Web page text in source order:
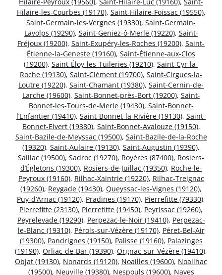
Hilaire-les-Courbes (19170), Saint-Hilaire-Foissac (19550),
Saint-Germain-les-Vergnes (19330), Saint-Germain-
Lavolps (19290), Saint-Geniez-ô-Merle (19220), Saint-
Fréjoux (19200), Saint-Exupéry-les-Roches (19200), Saint-
Étienne-la-Geneste (19160), Saint-Étienne-aux-Clos
(19200), Saint-Éloy-les-Tuileries (19210), Saint-Cyr-la-
Roche (19130), Saint-Clément (19700), Saint-Cirgues-la-
Loutre (19220), Saint-Chamant (19380), Saint-Cernin-de-
Larche (19600), Saint-Bonnet-près-Bort (19200), Saint-
Bonnet-les-Tours-de-Merle (19430), Saint-Bonnet-
l’Enfantier (19410), Saint-Bonnet-la-Rivière (19130), Saint-
Bonnet-Elvert (19380), Saint-Bonnet-Avalouze (19150),
Saint-Bazile-de-Meyssac (19500), Saint-Bazile-de-la-Roche
(19320), Saint-Aulaire (19130), Saint-Augustin (19390),
Saillac (19500), Sadroc (19270), Royères (87400), Rosiers-
d’Égletons (19300), Rosiers-de-Juillac (19350), Roche-le-
Peyroux (19160), Rilhac-Xaintrie (19220), Rilhac-Treignac
(19260), Reygade (19430), Queyssac-les-Vignes (19120),
Puy-d’Arnac (19120), Pradines (19170), Pierrefitte (79330),
Pierrefitte (23130), Pierrefitte (19450), Peyrissac (19260),
Peyrelevade (19290), Perpezac-le-Noir (19410), Perpezac-
le-Blanc (19310), Pérols-sur-Vézère (19170), Péret-Bel-Air
(19300), Pandrignes (19150), Palisse (19160), Palazinges
(19190), Orliac-de-Bar (19390), Orgnac-sur-Vézère (19410),
Objat (19130), Nonards (19120), Noailles (19600), Noailhac
(19500), Neuville (19380), Nespouls (19600), Naves